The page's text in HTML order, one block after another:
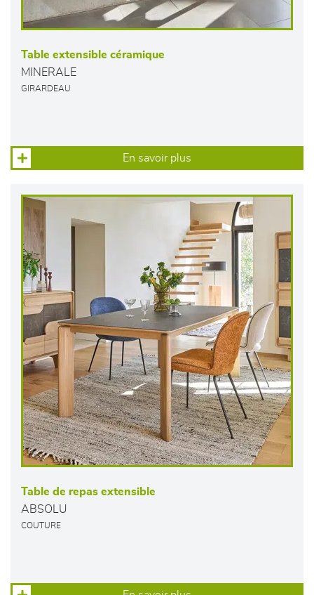
Table extensible céramique
MINERALE
GIRARDEAU
En savoir plus
Table de repas extensible
ABSOLU
COUTURE